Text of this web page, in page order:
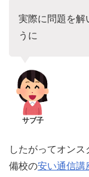
サブ子
実際に問題を解
うに
したがってオン
備校の安い通信講